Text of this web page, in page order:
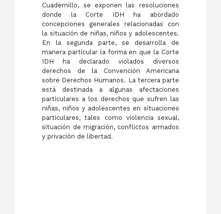
Cuadernillo, se exponen las resoluciones
donde la Corte IDH ha abordado
concepciones generales relacionadas con
la situación de niñas, niños y adolescentes.
En la segunda parte, se desarrolla de
manera particular la forma en que la Corte
IDH ha declarado violados diversos
derechos de la Convención Americana
sobre Derechos Humanos. La tercera parte
está destinada a algunas afectaciones
particulares a los derechos que sufren las
niñas, niños y adolescentes en situaciones
particulares, tales como violencia sexual,
situación de migración, conflictos armados
y privación de libertad.